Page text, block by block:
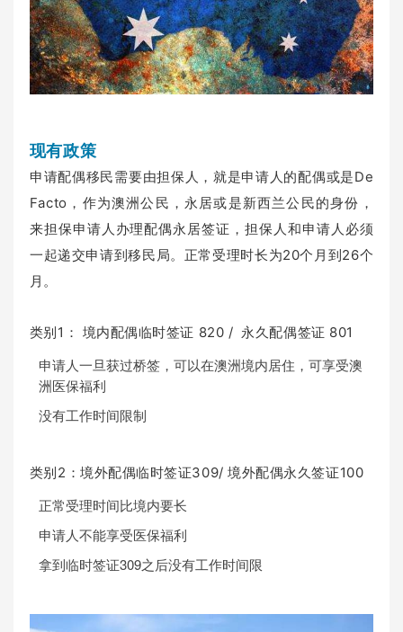
现有政策
申请配偶移民需要由担保人，就是申请人的配偶或是De
Facto，作为澳洲公民，永居或是新西兰公民的身份，
来担保申请人办理配偶永居签证，担保人和申请人必须
一起递交申请到移民局。正常受理时长为20个月到26个
月。
类别1： 境内配偶临时签证 820 / 永久配偶签证 801
申请人一旦获过桥签，可以在澳洲境内居住，可享受澳
洲医保福利
没有工作时间限制
类别2：境外配偶临时签证309/ 境外配偶永久签证100
正常受理时间比境内要长
申请人不能享受医保福利
拿到临时签证309之后没有工作时间限